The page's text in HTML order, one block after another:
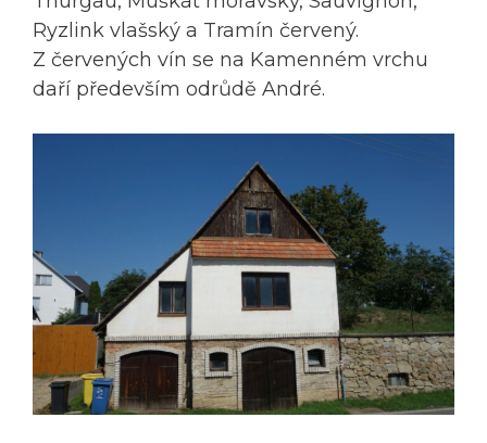
Ryzlink vlašský a Tramín červený.
Z červených vín se na Kamenném vrchu
daří především odrůdě André.